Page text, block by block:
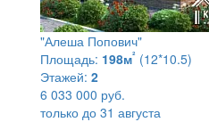
"Алеша Попович"
Площадь: 198м² (12*10.5)
Этажей: 2
6 033 000 руб.
только до 31 августа